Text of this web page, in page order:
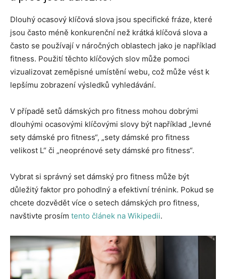
Dlouhý ocasový klíčová slova jsou specifické fráze, které
jsou často méně konkurenční než krátká klíčová slova a
často se používají v náročných oblastech jako je například
fitness. Použití těchto klíčových slov může pomoci
vizualizovat zeměpisné umístění webu, což může vést k
lepšímu zobrazení výsledků vyhledávání.
V případě setů dámských pro fitness mohou dobrými
dlouhými ocasovými klíčovými slovy být například „levné
sety dámské pro fitness“, „sety dámské pro fitness
velikost L“ či „neoprénové sety dámské pro fitness“.
Vybrat si správný set dámský pro fitness může být
důležitý faktor pro pohodlný a efektivní trénink. Pokud se
chcete dozvědět více o setech dámských pro fitness,
navštivte prosím tento článek na Wikipedii.